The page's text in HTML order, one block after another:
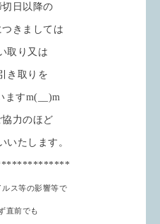
日以降の
きましては
取り又は
き取りを
ますm(__)m
協力のほど
いたします。
ス等の影響等で
直前でも